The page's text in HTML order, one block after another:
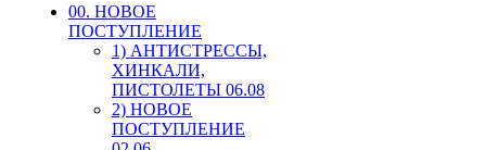
00. HОВОЕ
ПОСТУПЛЕНИЕ
1) АНТИСТРЕССЫ,
ХИНКАЛИ,
ПИСТОЛЕТЫ 06.08
2) НОВОЕ
ПОСТУПЛЕНИЕ